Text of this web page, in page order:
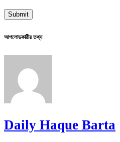
আপলোডকারীর তথ্য
Daily Haque Barta